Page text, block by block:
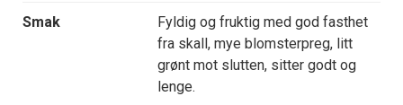
Smak
Fyldig og fruktig med god fasthet
fra skall, mye blomsterpreg, litt
grønt mot slutten, sitter godt og
lenge.